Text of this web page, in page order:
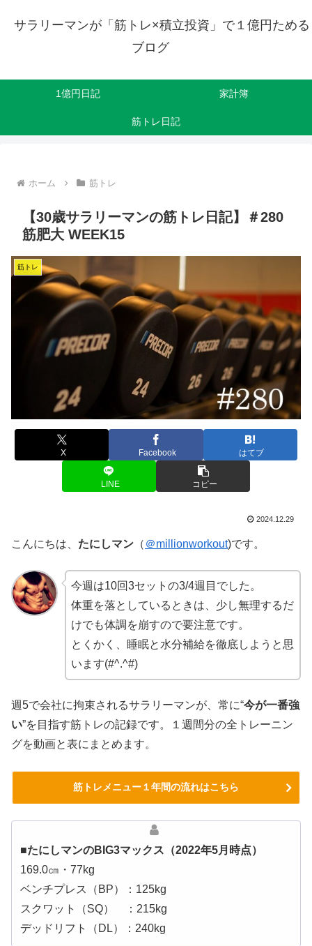
サラリーマンが「筋トレ×積立投資」で１億円ためる
ブログ
1億円日記 家計簿
筋トレ日記
ホーム 筋トレ
【30歳サラリーマンの筋トレ日記】＃280
筋肥大 WEEK15
筋トレ
X Facebook はてブ
LINE コピー
2024.12.29
こんにちは、 たにしマン （ ＠millionworkout)です。
今週は10回3セットの3/4週目でした。
体重を落としているときは、少し無理するだ
けでも体調を崩すので要注意です。
とくかく、睡眠と水分補給を徹底しようと思
います(#^.^#)
週5で会社に拘束されるサラリーマンが、常に“今が一番強
い”を目指す筋トレの記録です。１週間分の全トレーニン
グを動画と表にまとめます。
筋トレメニュー１年間の流れはこちら
■たにしマンのBIG3マックス（2022年5月時点）
169.0㎝・77kg
ベンチプレス（BP）：125kg
スクワット（SQ） ：215kg
デッドリフト（DL）：240kg